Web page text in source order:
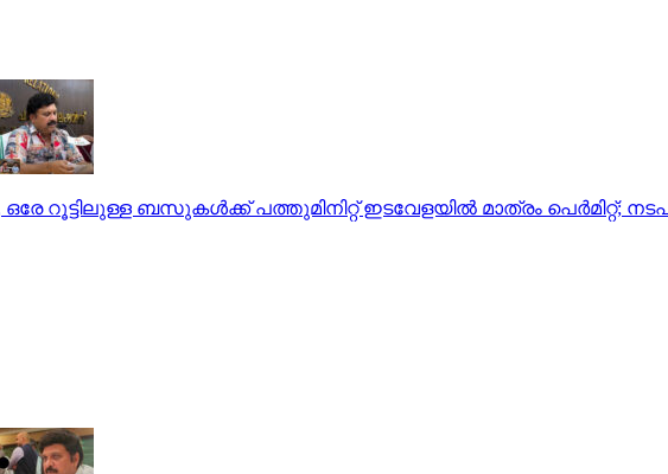
റൂട്ടിലുള്ള ബസുകള്‍ക്ക് പത്തുമിനിറ്റ് ഇടവേളയില്‍ മാത്രം പെര്‍മിറ്റ്;